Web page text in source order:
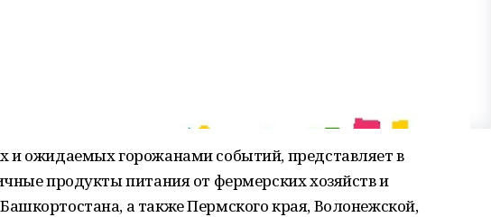
ожидаемых горожанами событий, представляет в
продукты питания от фермерских хозяйств и
а также Пермского края, Волонежской,